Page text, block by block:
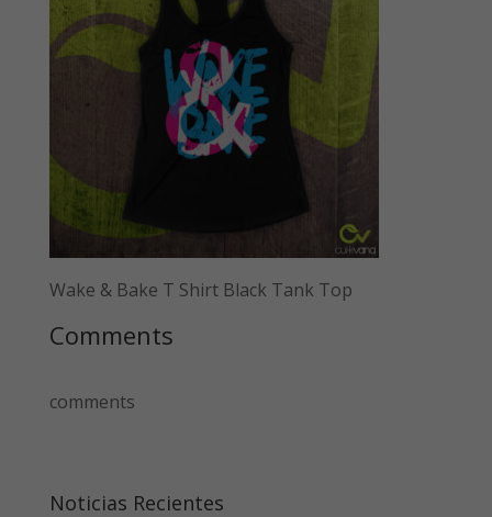
Wake & Bake T Shirt Black Tank Top
Comments
comments
Noticias Recientes